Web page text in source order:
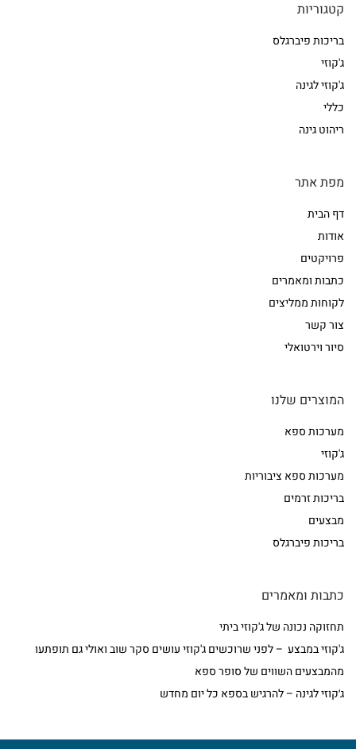
קטגוריות
בריכות פיברגלס
ג'קוזי
ג'קוזי לגינה
כללי
ריהוט גינה
מפת אתר
דף הבית
אודות
פרויקטים
כתבות ומאמרים
לקוחות ממליצים
צור קשר
סיור וירטואלי
המוצרים שלנו
מערכות ספא
ג'קוזי
מערכות ספא ציבוריות
בריכות זרמים
מבצעים
בריכות פיברגלס
כתבות ומאמרים
תחזוקה נכונה של ג'קוזי ביתי
ג'קוזי במבצע – לפני שרוכשים ג'קוזי עושים סקר שוב ואולי גם תופתעו
מהמבצעים השווים של סופר ספא
ג׳קוזי לגינה – להרגיש בספא כל יום מחדש